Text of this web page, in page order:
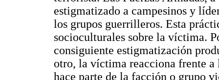
estigmatizado a campesinos y
los grupos guerrilleros. Esta
socioculturales sobre la víctima.
consiguiente estigmatización
otro, la víctima reacciona frente a
hace parte de la facción o grupo